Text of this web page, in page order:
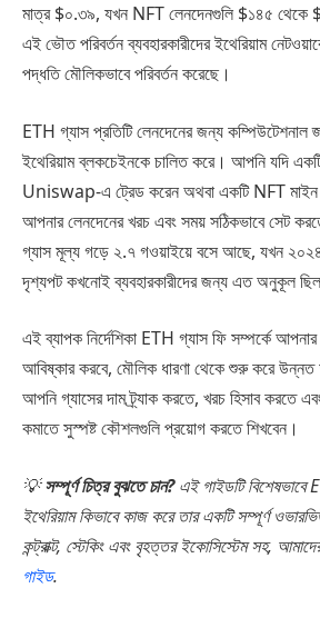
মাত্র $০.৩৯, যখন NFT লেনদেনগুলি $১৪৫ থেকে
এই ভৌত পরিবর্তন ব্যবহারকারীদের ইথেরিয়াম
পদ্ধতি মৌলিকভাবে পরিবর্তন করেছে।
ETH গ্যাস প্রতিটি লেনদেনের জন্য কম্পিউটেশনাল
ইথেরিয়াম ব্লকচেইনকে চালিত করে। আপনি যদি
Uniswap-এ ট্রেড করেন অথবা একটি NFT মাইন
আপনার লেনদেনের খরচ এবং সময় সঠিকভাবে সেট
গ্যাস মূল্য গড়ে ২.৭ গওয়াইয়ে বসে আছে, যখন
দৃশ্যপট কখনোই ব্যবহারকারীদের জন্য এত অনুকূল
এই ব্যাপক নির্দেশিকা ETH গ্যাস ফি সম্পর্কে আপনার
আবিষ্কার করবে, মৌলিক ধারণা থেকে শুরু করে
আপনি গ্যাসের দাম ট্র্যাক করতে, খরচ হিসাব করতে
কমাতে সুস্পষ্ট কৌশলগুলি প্রয়োগ করতে শিখবেন।
💡সম্পূর্ণ চিত্র বুঝতে চান?এই গাইডটি বিশেষভাবে
ইথেরিয়াম কিভাবে কাজ করে তার একটি সম্পূর্ণ
কন্ট্রাক্ট, স্টেকিং এবং বৃহত্তর ইকোসিস্টেম সহ,
গাইড.